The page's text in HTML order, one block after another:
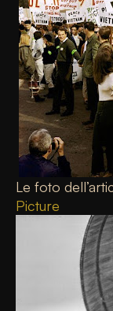
Le foto
Picture